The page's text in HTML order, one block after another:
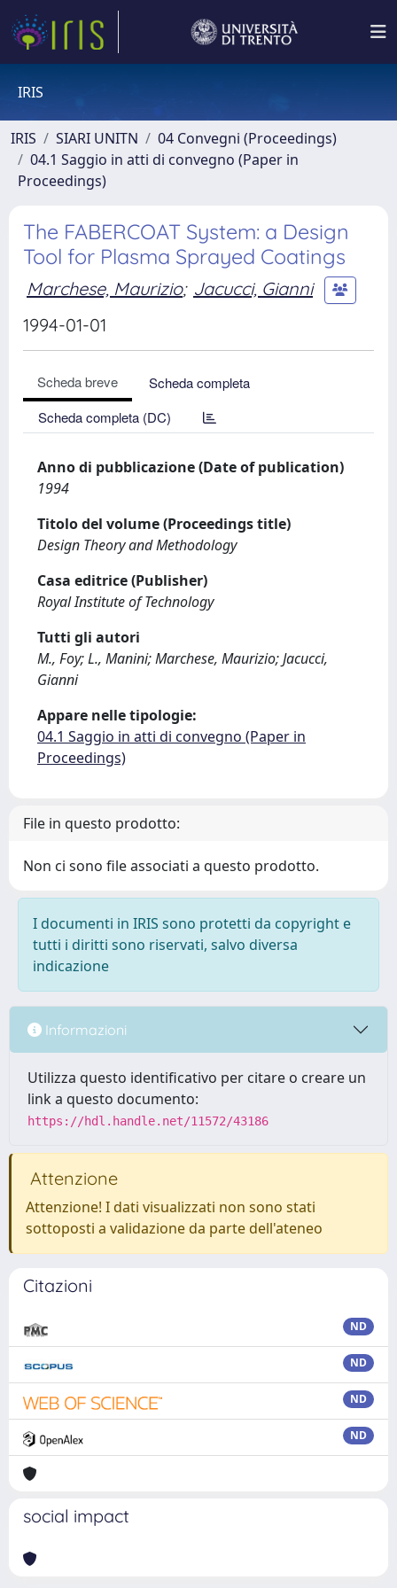
IRIS
IRIS SIARI UNITN
04 Convegni (Proceedings)
04.1 Saggio in atti di convegno (Paper in
Proceedings)
The FABERCOAT System: a Design
Tool for Plasma Sprayed Coatings
Marchese, Maurizio; Jacucci, Gianni
1994-01-01
Scheda breve
Scheda completa
Scheda completa (DC)
Anno di pubblicazione (Date of publication)
1994
Titolo del volume (Proceedings title)
Design Theory and Methodology
Casa editrice (Publisher)
Royal Institute of Technology
Tutti gli autori
M., Foy; L., Manini; Marchese, Maurizio; Jacucci,
Gianni
Appare nelle tipologie:
04.1 Saggio in atti di convegno (Paper in
Proceedings)
File in questo prodotto:
Non ci sono file associati a questo prodotto.
I documenti in IRIS sono protetti da copyright e
tutti i diritti sono riservati, salvo diversa
indicazione
Informazioni
Utilizza questo identificativo per citare o creare un
link a questo documento:
https://hdl.handle.net/11572/43186
Attenzione
Attenzione! I dati visualizzati non sono stati
sottoposti a validazione da parte dell'ateneo
Citazioni
ND
ND
ND
ND
social impact